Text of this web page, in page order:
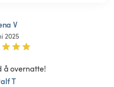
V
2025
å overnatte!
T